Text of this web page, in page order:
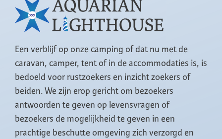
Een verblijf op onze camping of dat nu met de
caravan, camper, tent of in de accommodaties is, is
bedoeld voor rustzoekers en inzicht zoekers of
beiden. We zijn erop gericht om bezoekers
antwoorden te geven op levensvragen of
bezoekers de mogelijkheid te geven in een
prachtige beschutte omgeving zich verzorgd en